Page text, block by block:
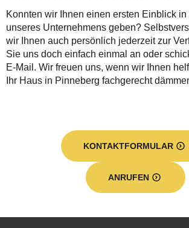
Konnten wir Ihnen einen ersten Einblick
unseres Unternehmens geben?
wir Ihnen auch persönlich jederzeit zur
Sie uns doch einfach einmal an oder
E-Mail. Wir freuen uns, wenn wir Ihnen
Ihr Haus in Pinneberg fachgerecht
KONTAKTFORMULAR
ANRUFEN